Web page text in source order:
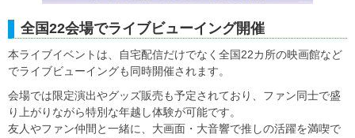
全国22会場でライブビューイング開催
本ライブイベントは、自宅配信だけでなく全国22カ所の映画館など
でライブビューイングも同時開催されます。
会場では限定演出やグッズ販売も予定されており、ファン同士で盛
り上がりながら特別な年越し体験が可能です。
友人やファン仲間と一緒に、大画面・大音響で推しの活躍を満喫で